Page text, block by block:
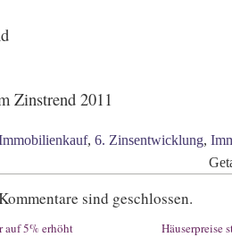
Zinstrend 2011
, 6. Zinsentwicklung,
sind geschlossen.
auf 5% erhöht Häuserpreise